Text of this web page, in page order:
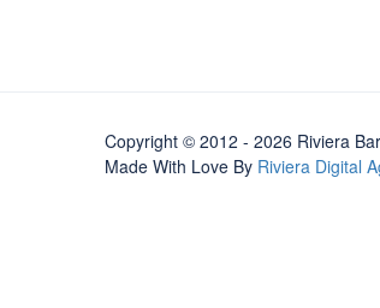
Copyright © 2012 - 2026 Riviera
Made With Love By Riviera Digital